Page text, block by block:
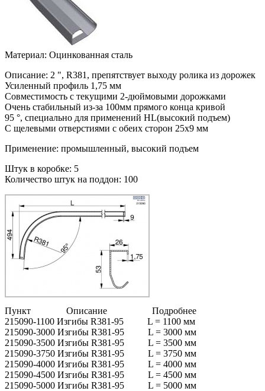
Материал: Оцинкованная сталь
Описание: 2 ", R381, препятствует выходу ролика из дорожек
Усиленный профиль 1,75 мм
Совместимость с текущими 2-дюймовыми дорожками
Очень стабильный из-за 100мм прямого конца кривой
95 °, специально для применений HL(высокий подъем)
С щелевыми отверстиями с обеих сторон 25x9 мм
Применение: промышленный, высокий подъем
Штук в коробке: 5
Количество штук на поддон: 100
Пункт Описание Подробнее
215090-1100 Изгибы R381-95 L = 1100 мм
215090-3000 Изгибы R381-95 L = 3000 мм
215090-3500 Изгибы R381-95 L = 3500 мм
215090-3750 Изгибы R381-95 L = 3750 мм
215090-4000 Изгибы R381-95 L = 4000 мм
215090-4500 Изгибы R381-95 L = 4500 мм
215090-5000 Изгибы R381-95 L = 5000 мм